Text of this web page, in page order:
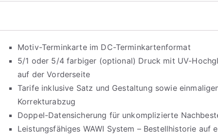
Motiv-Terminkarte im DC-Terminkartenformat
5/1 oder 5/4 farbiger (optional) Druck mit UV-
auf der Vorderseite
Tarife inklusive Satz und Gestaltung sowie
Korrekturabzug
Doppel-Datensicherung für unkomplizierte
Leistungsfähiges WAWI System – Bestellhistorie auf